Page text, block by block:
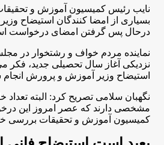
نایب رئیس کمیسیون آموزش و
بسیاری از امضا کنندگان استیضاح
درحال پس گرفتن امضای درخواست
نماینده مردم خواف و رشتخوار در
نزدیکی آغاز سال تحصیلی جدید، فکر
استیضاح وزیر آموزش و پرورش انجام
نگهبان سلامی تصریح کرد: البته
مشخصی دارند که عصر امروز این
کمیسیون آموزش و تحقیقات بررسی